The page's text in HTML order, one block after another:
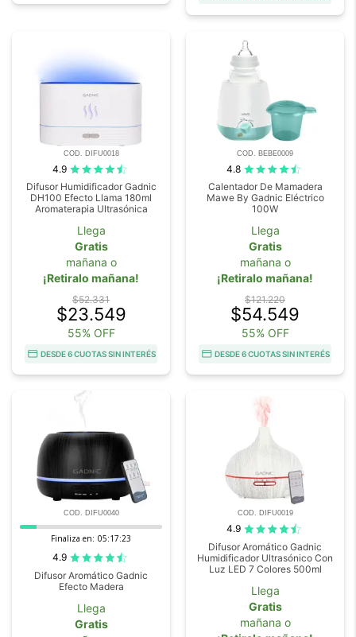
COD. DIFU0018
4.9
Difusor Humidificador Gadnic
DH100 Efecto Llama 180ml
Aromaterapia Ultrasónica
Llega
Gratis
mañana o
¡Retiralo mañana!
$52.331
$23.549
55% OFF
DESDE 6 CUOTAS SIN INTERÉS
COD. BEBE0009
4.8
Calentador De Mamadera
Mawe By Gadnic Eléctrico
100W
Llega
Gratis
mañana o
¡Retiralo mañana!
$121.220
$54.549
55% OFF
DESDE 6 CUOTAS SIN INTERÉS
COD. DIFU0040
Finaliza en: 05:17:22
4.9
Difusor Aromático Gadnic
Efecto Madera
Llega
Gratis
COD. DIFU0019
4.9
Difusor Aromático Gadnic
Humidificador Ultrasónico Con
Luz LED 7 Colores 500ml
Llega
Gratis
mañana o